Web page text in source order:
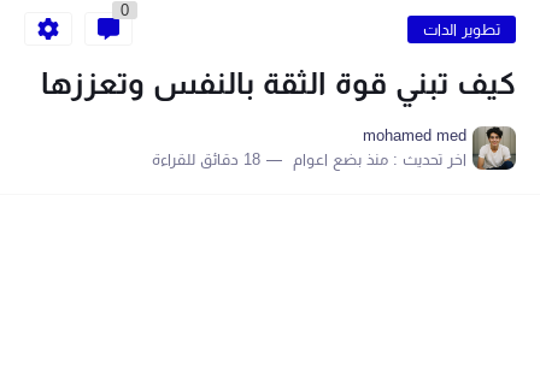
اكتب اسمًا جذابًا لمتجرك الإلكتروني باتباع 7 خطوات
9 طرق إبداعية تُساعدك في الحصول على اسم مميز
9 نصائح أساسية لبدء متجر إلكتروني ناجح
تطوير الدات
0
كيف تبني قوة الثقة بالنفس وتعززها
mohamed med
اخر تحديث : منذ بضع اعوام 18 دقائق للقراءة